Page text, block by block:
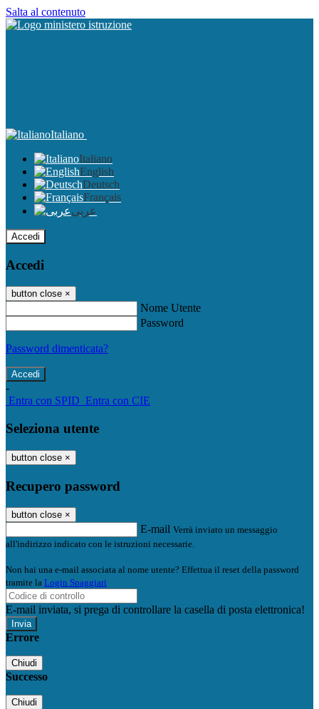
Salta al contenuto
Italiano
Italiano
English
Deutsch
Français
عربى
Accedi
Accedi
button close ×
Nome Utente
Password
Password dimenticata?
-
Entra con SPID Entra con CIE
Seleziona utente
button close ×
Recupero password
button close ×
E-mail Verrà inviato un messaggio
all'indirizzo indicato con le istruzioni necessarie.
Non hai una e-mail associata al nome utente? Effettua il reset della password
tramite la Login Spaggiari
E-mail inviata, si prega di controllare la casella di posta elettronica!
Errore
Chiudi
Successo
Chiudi